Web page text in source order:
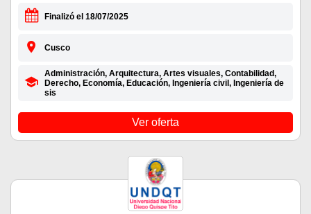
Finalizó el 18/07/2025
Cusco
Administración, Arquitectura, Artes visuales, Contabilidad,
Derecho, Economía, Educación, Ingeniería civil, Ingeniería de
sis
Ver oferta